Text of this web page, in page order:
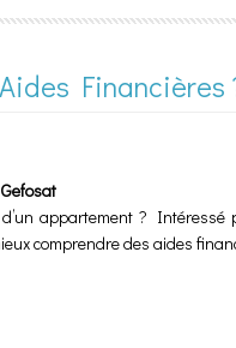
Financières
appartement ?
comprendre des aides